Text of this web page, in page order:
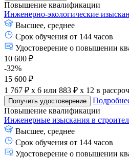
Повышение квалификации
Инженерно-экологические
Высшее, среднее
Срок обучения от 144 часов
Удостоверение о повышении
10 600 ₽
-32%
15 600 ₽
1 767 ₽ x 6 или 883 ₽ x 12 в
Получить удостоверение
Повышение квалификации
Инженерные изыскания в
Высшее, среднее
Срок обучения от 144 часов
Удостоверение о повышении